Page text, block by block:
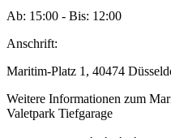
Ab: 15:00 - Bis: 12:00
Anschrift:
Maritim-Platz 1, 40474
Weitere Informationen zum
Valetpark Tiefgarage